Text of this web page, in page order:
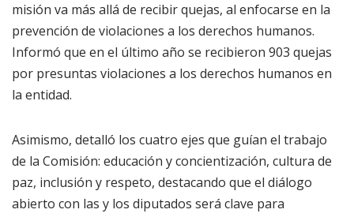
misión va más allá de recibir quejas, al enfocarse en la
prevención de violaciones a los derechos humanos.
Informó que en el último año se recibieron 903 quejas
por presuntas violaciones a los derechos humanos en
la entidad.
Asimismo, detalló los cuatro ejes que guían el trabajo
de la Comisión: educación y concientización, cultura de
paz, inclusión y respeto, destacando que el diálogo
abierto con las y los diputados será clave para